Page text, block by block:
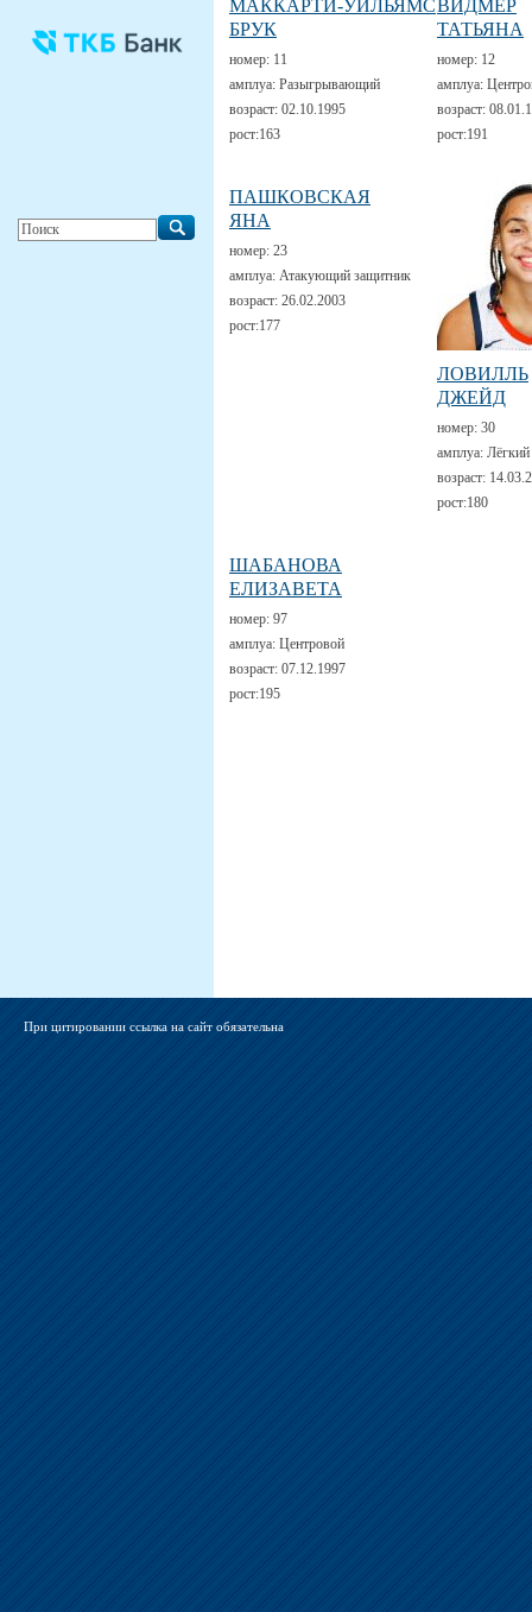
МАККАРТИ-УИЛЬЯМС
БРУК
номер: 11
амплуа: Разыгрывающий
возраст: 02.10.1995
рост:163
ВИДМЕР
ТАТЬЯНА
номер: 12
амплуа:
возраст:
рост:191
ПАШКОВСКАЯ
ЯНА
номер: 23
амплуа: Атакующий защитник
возраст: 26.02.2003
рост:177
ЛОВИЛЛЬ
ДЖЕЙД
номер: 30
амплуа:
возраст:
рост:180
ШАБАНОВА
ЕЛИЗАВЕТА
номер: 97
амплуа: Центровой
возраст: 07.12.1997
рост:195
При цитировании ссылка на сайт обязательна